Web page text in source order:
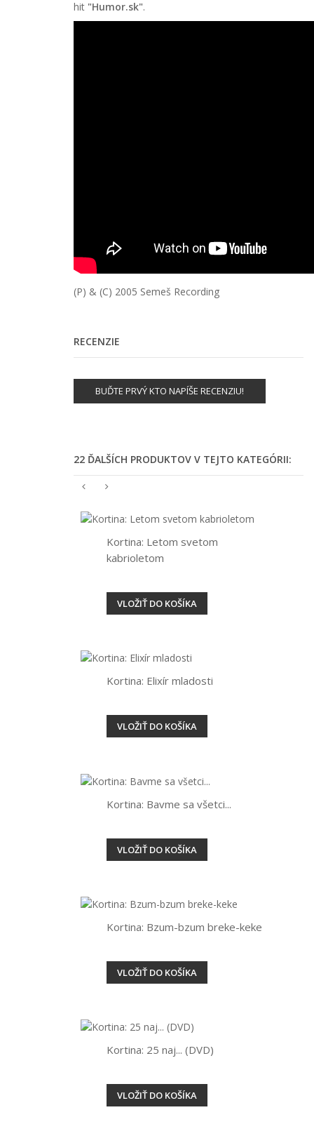
hit "Humor.sk".
(P) & (C) 2005 Semeš Recording
RECENZIE
BUĎTE PRVÝ KTO NAPÍŠE RECENZIU!
22 ĎALŠÍCH PRODUKTOV V TEJTO KATEGÓRII:
Kortina: Letom svetom
kabrioletom
VLOŽIŤ DO KOŠÍKA
Kortina: Elixír mladosti
VLOŽIŤ DO KOŠÍKA
Kortina: Bavme sa všetci...
VLOŽIŤ DO KOŠÍKA
Kortina: Bzum-bzum breke-keke
VLOŽIŤ DO KOŠÍKA
Kortina: 25 naj... (DVD)
VLOŽIŤ DO KOŠÍKA